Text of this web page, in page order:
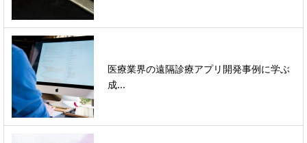
医療業界の遠隔診療アプリ開発事例に学ぶ
成...